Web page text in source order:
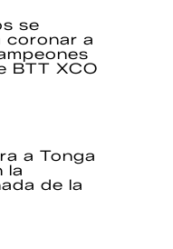
se
coronar a
BTT XCO
a Tonga
la
de la